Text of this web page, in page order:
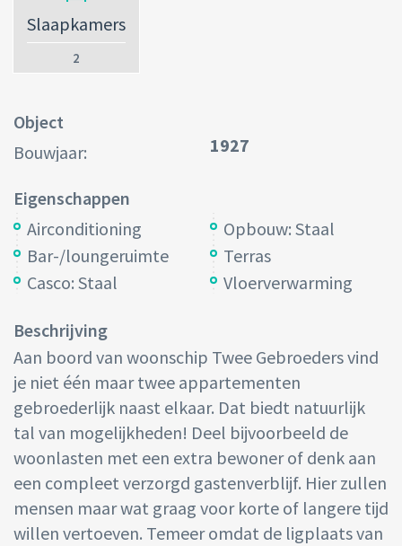
Slaapkamers
2
Object
Bouwjaar:
1927
Eigenschappen
Airconditioning
Bar-/loungeruimte
Casco: Staal
Opbouw: Staal
Terras
Vloerverwarming
Beschrijving
Aan boord van woonschip Twee Gebroeders vind
je niet één maar twee appartementen
gebroederlijk naast elkaar. Dat biedt natuurlijk
tal van mogelijkheden! Deel bijvoorbeeld de
woonlasten met een extra bewoner of denk aan
een compleet verzorgd gastenverblijf. Hier zullen
mensen maar wat graag voor korte of langere tijd
willen vertoeven. Temeer omdat de ligplaats van